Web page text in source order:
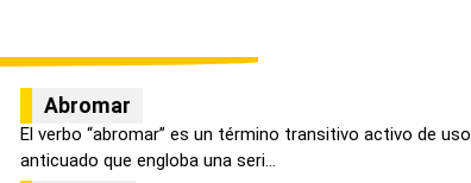
Abromar
El verbo “abromar” es un término transitivo activo de uso
anticuado que engloba una seri...